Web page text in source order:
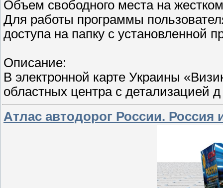
Объем свободного места на
Для работы программы
доступа на папку с установленной
Описание:
В электронной карте Украины
областных центра с детализацией
Атлас автодорог России. Россия